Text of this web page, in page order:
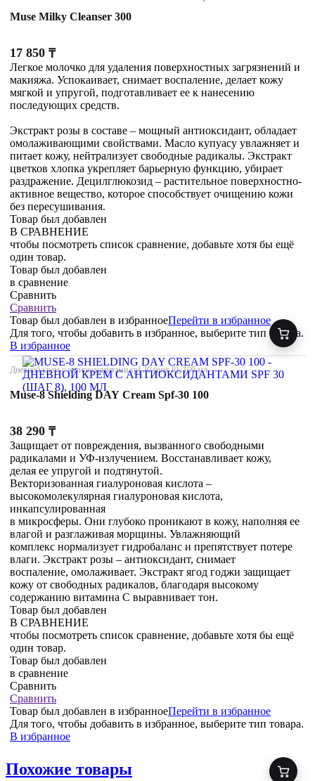
Muse Milky Cleanser 300
17 850 ₸
Легкое молочко для удаления поверхностных загрязнений и
макияжа. Успокаивает, снимает воспаление, делает кожу
мягкой и упругой, подготавливает ее к нанесению
последующих средств.
Экстракт розы в составе – мощный антиоксидант, обладает
омолаживающими свойствами. Масло купуасу увлажняет и
питает кожу, нейтрализует свободные радикалы. Экстракт
цветков хлопка укрепляет барьерную функцию, убирает
раздражение. Децилглюкозид – растительное поверхностно-
активное вещество, которое способствует очищению кожи
без пересушивания.
Товар был добавлен
В СРАВНЕНИЕ
чтобы посмотреть список сравнение, добавьте хотя бы ещё
один товар.
Товар был добавлен
в сравнение
Сравнить
Сравнить
Товар был добавлен в избранноеПерейти в избранное
Для того, чтобы добавить в избранное, выберите тип товара.
В избранное
Дневной крем с антиоксидантами spf 30 (шаг 8), 100 мл
Muse-8 Shielding DAY Cream Spf-30 100
38 290 ₸
Защищает от повреждения, вызванного свободными
радикалами и УФ-излучением. Восстанавливает кожу,
делая ее упругой и подтянутой.
Векторизованная гиалуроновая кислота –
высокомолекулярная гиалуроновая кислота,
инкапсулированная
в микросферы. Они глубоко проникают в кожу, наполняя ее
влагой и разглаживая морщины. Увлажняющий
комплекс нормализует гидробаланс и препятствует потере
влаги. Экстракт розы – антиоксидант, снимает
воспаление, омолаживает. Экстракт ягод годжи защищает
кожу от свободных радикалов, благодаря высокому
содержанию витамина С выравнивает тон.
Товар был добавлен
В СРАВНЕНИЕ
чтобы посмотреть список сравнение, добавьте хотя бы ещё
один товар.
Товар был добавлен
в сравнение
Сравнить
Сравнить
Товар был добавлен в избранноеПерейти в избранное
Для того, чтобы добавить в избранное, выберите тип товара.
В избранное
Похожие товары